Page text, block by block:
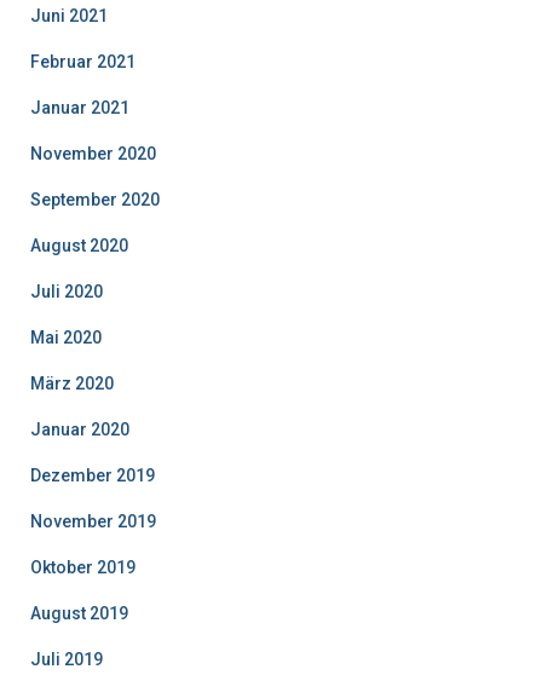
Juni 2021
Februar 2021
Januar 2021
November 2020
September 2020
August 2020
Juli 2020
Mai 2020
März 2020
Januar 2020
Dezember 2019
November 2019
Oktober 2019
August 2019
Juli 2019